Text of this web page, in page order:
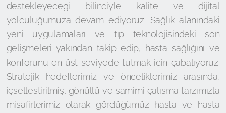
destekleyecegi bilinciyle kalite ve dijital
yolculuğumuza devam ediyoruz. Sağlık alanındaki
yeni uygulamaları ve tıp teknolojisindeki son
gelişmeleri yakından takip edip, hasta sağlığını ve
konforunu en üst seviyede tutmak için çabalıyoruz.
Stratejik hedeflerimiz ve önceliklerimiz arasında,
içselleştirilmiş, gönüllü ve samimi çalışma tarzımızla
misafirlerimiz olarak gördüğümüz hasta ve hasta